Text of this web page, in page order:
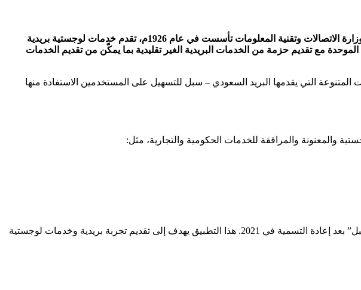
تحميل تطبيق البريد الإلكتروني السعودي سبل الخاص بمؤسسة سبل السعودية وهي مؤسسة حكومية من قطاعات وزارة الاتصالات وتقنية المعلومات تأسست في عام 1926م، تقدم خدمات لوجستية بريدية
مع تقديم حزمة من الخدمات البریدیة الغير تقليدية بما یمكّن من تقديم الخدمات
التي يقدمها البريد السعودي – سبل للتسهيل على المستخدمين الاستفادة منها
تطبيق البريد الإلكتروني السعودي “سبل” هو التطبيق الرسمي لمؤسسة البريد السعودي، والتي تعرف الآن باسم “سبل” بعد إعادة التسمية في 2021. هذا التطبيق يهدف إلى تقديم تجربة بريدية وخدمات لوجستية